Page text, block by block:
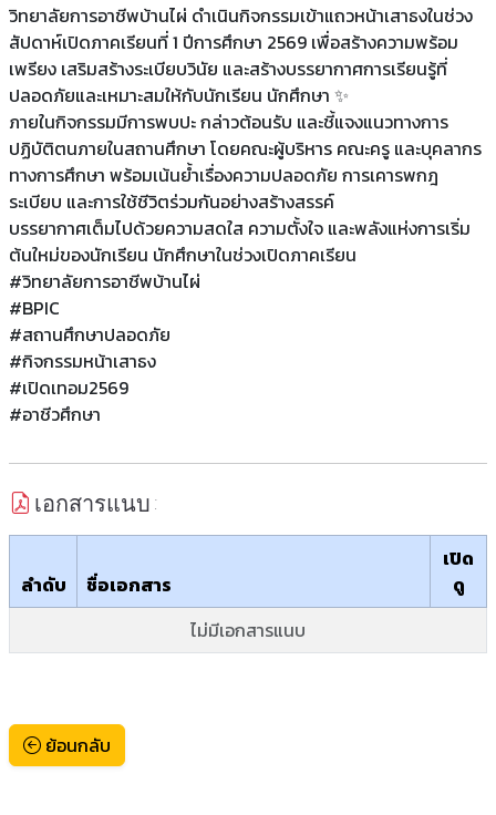
วิทยาลัยการอาชีพบ้านไผ่ ดำเนินกิจกรรมเข้าแถวหน้าเสาธงในช่วง
สัปดาห์เปิดภาคเรียนที่ 1 ปีการศึกษา 2569 เพื่อสร้างความพร้อม
เพรียง เสริมสร้างระเบียบวินัย และสร้างบรรยากาศการเรียนรู้ที่
ปลอดภัยและเหมาะสมให้กับนักเรียน นักศึกษา ✨
ภายในกิจกรรมมีการพบปะ กล่าวต้อนรับ และชี้แจงแนวทางการ
ปฏิบัติตนภายในสถานศึกษา โดยคณะผู้บริหาร คณะครู และบุคลากร
ทางการศึกษา พร้อมเน้นย้ำเรื่องความปลอดภัย การเคารพกฎ
ระเบียบ และการใช้ชีวิตร่วมกันอย่างสร้างสรรค์
บรรยากาศเต็มไปด้วยความสดใส ความตั้งใจ และพลังแห่งการเริ่ม
ต้นใหม่ของนักเรียน นักศึกษาในช่วงเปิดภาคเรียน
#วิทยาลัยการอาชีพบ้านไผ่
#BPIC
#สถานศึกษาปลอดภัย
#กิจกรรมหน้าเสาธง
#เปิดเทอม2569
#อาชีวศึกษา
เอกสารแนบ :
ลำดับ ชื่อเอกสาร
เปิด
ดู
ไม่มีเอกสารแนบ
ย้อนกลับ